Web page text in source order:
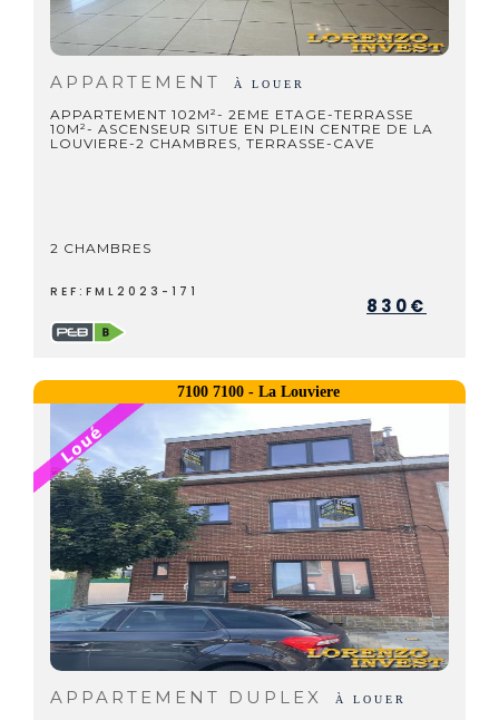
APPARTEMENT À LOUER
APPARTEMENT 102M²- 2EME ETAGE-TERRASSE
10M²- ASCENSEUR SITUE EN PLEIN CENTRE DE LA
LOUVIERE-2 CHAMBRES, TERRASSE-CAVE
2 CHAMBRES
REF:FML2023-171
830€
7100 7100 - La Louviere
APPARTEMENT DUPLEX À LOUER